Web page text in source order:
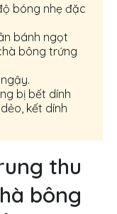
bóng nhẹ đặc
bánh ngọt
bông trứng
bị bết dính
kết dính
thu
bông